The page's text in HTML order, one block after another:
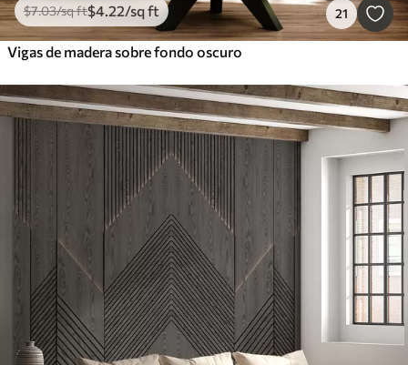
$7.03/sq ft$4.22/sq ft 21
Vigas de madera sobre fondo oscuro